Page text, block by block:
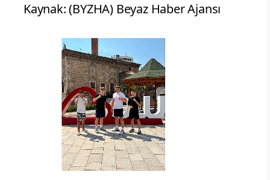
Kaynak: (BYZHA) Beyaz Haber Ajansı